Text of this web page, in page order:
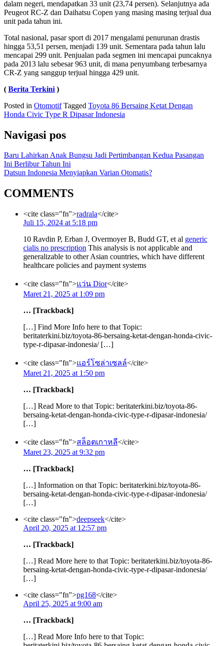
dalam negeri, mendapatkan 33 unit (23,74 persen). Selanjutnya ada
Peugeot RC-Z dan Daihatsu Copen yang masing masing terjual dua
unit pada tahun ini.
Total nasional, pasar sport di 2017 mengalami penurunan drastis
hingga 53,51 persen, menjadi 139 unit. Sementara pada tahun lalu
mencapai 299 unit. Penjualan pada segmen ini mencapai puncaknya
pada 2013 lalu sebesar 963 unit, di mana penyumbang terbesarnya
CR-Z yang sanggup terjual hingga 429 unit.
( Berita Terkini )
Posted in Otomotif Tagged Toyota 86 Bersaing Ketat Dengan
Honda Civic Type R Dipasar Indonesia
Navigasi pos
Baru Lahirkan Anak Bungsu Jadi Pertimbangan Kedua Pasangan
Ini Berlibur Tahun Ini
Datsun Indonesia Menyiapkan Varian Otomatis?
COMMENTS
<cite class="fn">radrala</cite>
Juli 15, 2024 at 5:18 pm
10 Ravdin P, Erban J, Overmoyer B, Budd GT, et al generic
cialis no prescription This analysis is not applicable and
generalizable to other Asian countries, which have different
healthcare policies and payment systems
<cite class="fn">แว่น Dior</cite>
Maret 21, 2025 at 1:09 pm
… [Trackback]
[…] Find More Info here to that Topic:
beritaterkini.biz/toyota-86-bersaing-ketat-dengan-honda-civic-
type-r-dipasar-indonesia/ […]
<cite class="fn">แอร์โซล่าเซลล์</cite>
Maret 21, 2025 at 1:50 pm
… [Trackback]
[…] Read More to that Topic: beritaterkini.biz/toyota-86-
bersaing-ketat-dengan-honda-civic-type-r-dipasar-indonesia/
[…]
<cite class="fn">สล็อตเกาหลี</cite>
Maret 23, 2025 at 9:32 pm
… [Trackback]
[…] Information on that Topic: beritaterkini.biz/toyota-86-
bersaing-ketat-dengan-honda-civic-type-r-dipasar-indonesia/
[…]
<cite class="fn">deepseek</cite>
April 20, 2025 at 12:57 pm
… [Trackback]
[…] Read More here to that Topic: beritaterkini.biz/toyota-86-
bersaing-ketat-dengan-honda-civic-type-r-dipasar-indonesia/
[…]
<cite class="fn">pg168</cite>
April 25, 2025 at 9:00 am
… [Trackback]
[…] Read More Info here to that Topic: